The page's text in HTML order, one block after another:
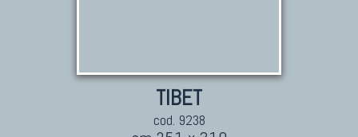
TIBET
cod. 9238